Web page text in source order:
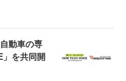
動車の専
」を共同開